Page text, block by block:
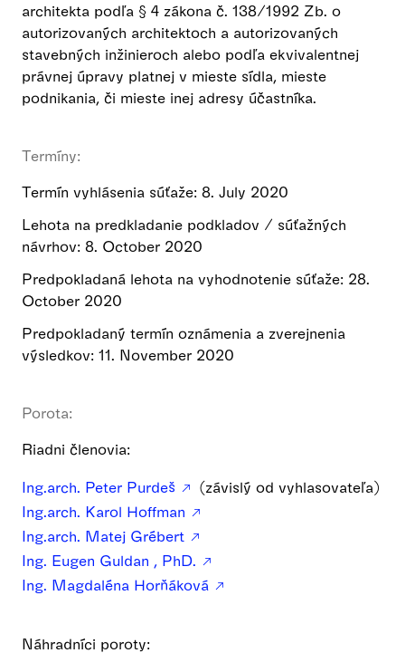
architekta podľa § 4 zákona č. 138/1992 Zb. o
autorizovaných architektoch a autorizovaných
stavebných inžinieroch alebo podľa ekvivalentnej
právnej úpravy platnej v mieste sídla, mieste
podnikania, či mieste inej adresy účastníka.
Termíny:
Termín vyhlásenia súťaže: 8. July 2020
Lehota na predkladanie podkladov / súťažných
návrhov: 8. October 2020
Predpokladaná lehota na vyhodnotenie súťaže: 28.
October 2020
Predpokladaný termín oznámenia a zverejnenia
výsledkov: 11. November 2020
Porota:
Riadni členovia:
Ing.arch. Peter Purdeš
(závislý od vyhlasovateľa)
Ing.arch. Karol Hoffman
Ing.arch. Matej Grébert
Ing. Eugen Guldan , PhD.
Ing. Magdaléna Horňáková
Náhradníci poroty: